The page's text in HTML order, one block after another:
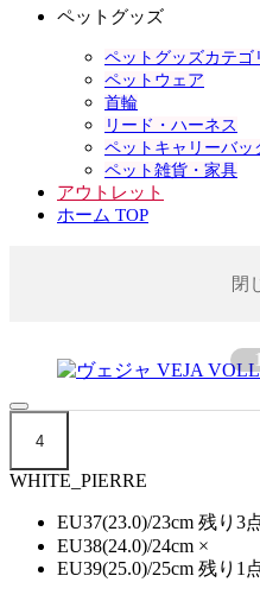
ペットグッズ
ペットグッズカテゴ
ペットウェア
首輪
リード・ハーネス
ペットキャリーバッ
ペット雑貨・家具
アウトレット
ホーム TOP
閉
4
WHITE_PIERRE
EU37(23.0)/23cm 残り3
EU38(24.0)/24cm ×
EU39(25.0)/25cm 残り1